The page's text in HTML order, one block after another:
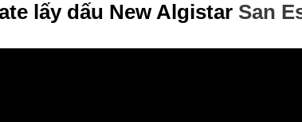
lấy dấu New Algistar San